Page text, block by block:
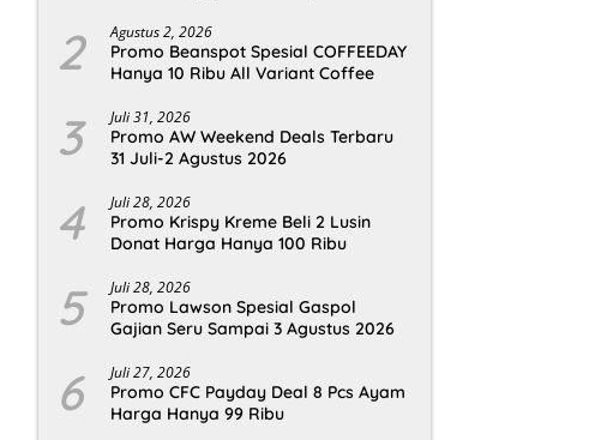
2 Agustus 2, 2026
Promo Beanspot Spesial COFFEEDAY
Hanya 10 Ribu All Variant Coffee
3 Juli 31, 2026
Promo AW Weekend Deals Terbaru
31 Juli-2 Agustus 2026
4 Juli 28, 2026
Promo Krispy Kreme Beli 2 Lusin
Donat Harga Hanya 100 Ribu
5 Juli 28, 2026
Promo Lawson Spesial Gaspol
Gajian Seru Sampai 3 Agustus 2026
6 Juli 27, 2026
Promo CFC Payday Deal 8 Pcs Ayam
Harga Hanya 99 Ribu